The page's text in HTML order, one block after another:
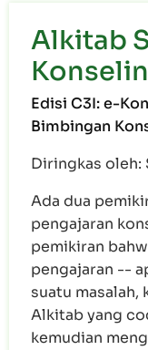
Alkitab
Edisi C3I: e-
Bimbingan
Diringkas oleh:
Ada dua
pengajaran
pemikiran
pengajaran --
suatu masalah,
Alkitab yang
kemudian